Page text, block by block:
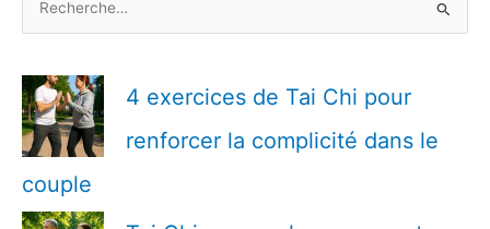
h
e
r
4 exercices de Tai Chi pour
renforcer la complicité dans le
couple